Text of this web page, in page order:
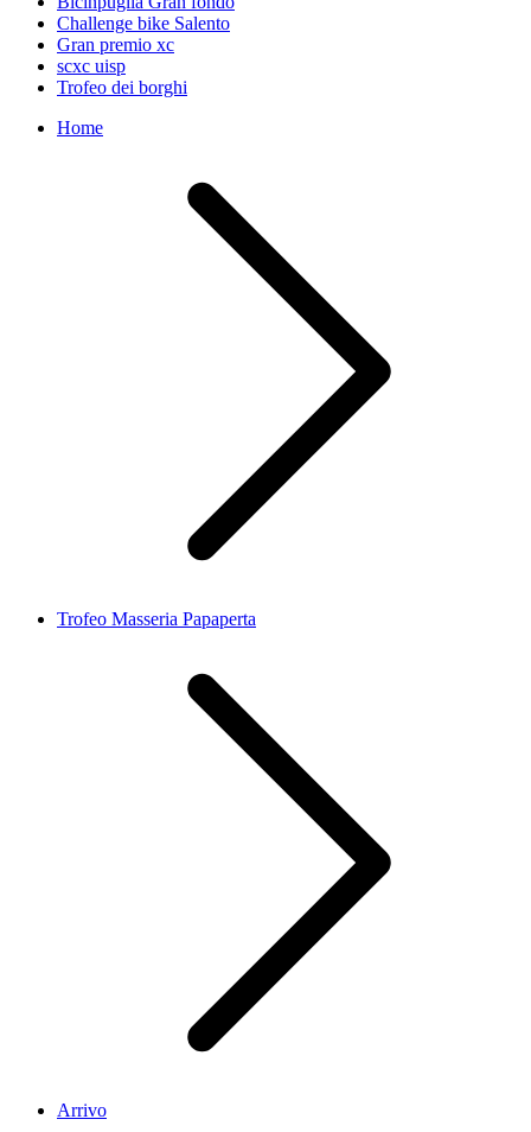
Challenge bike Salento
Gran premio xc
scxc uisp
Trofeo dei borghi
Home
Trofeo Masseria Papaperta
Arrivo